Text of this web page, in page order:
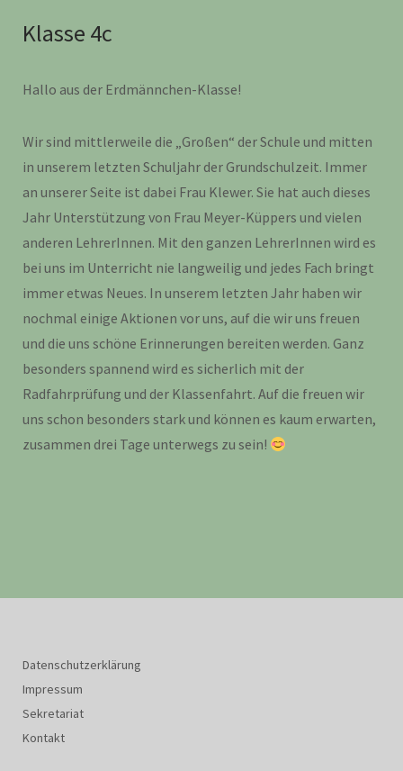
Klasse 4c
Hallo aus der Erdmännchen-Klasse!
Wir sind mittlerweile die „Großen“ der Schule und mitten
in unserem letzten Schuljahr der Grundschulzeit. Immer
an unserer Seite ist dabei Frau Klewer. Sie hat auch dieses
Jahr Unterstützung von Frau Meyer-Küppers und vielen
anderen LehrerInnen. Mit den ganzen LehrerInnen wird es
bei uns im Unterricht nie langweilig und jedes Fach bringt
immer etwas Neues. In unserem letzten Jahr haben wir
nochmal einige Aktionen vor uns, auf die wir uns freuen
und die uns schöne Erinnerungen bereiten werden. Ganz
besonders spannend wird es sicherlich mit der
Radfahrprüfung und der Klassenfahrt. Auf die freuen wir
uns schon besonders stark und können es kaum erwarten,
zusammen drei Tage unterwegs zu sein!
Datenschutzerklärung
Impressum
Sekretariat
Kontakt